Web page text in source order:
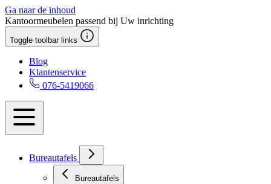
Ga naar de inhoud
Kantoormeubelen passend bij Uw inrichting
Toggle toolbar links
Blog
Klantenservice
076-5419066
Bureautafels
Bureautafels